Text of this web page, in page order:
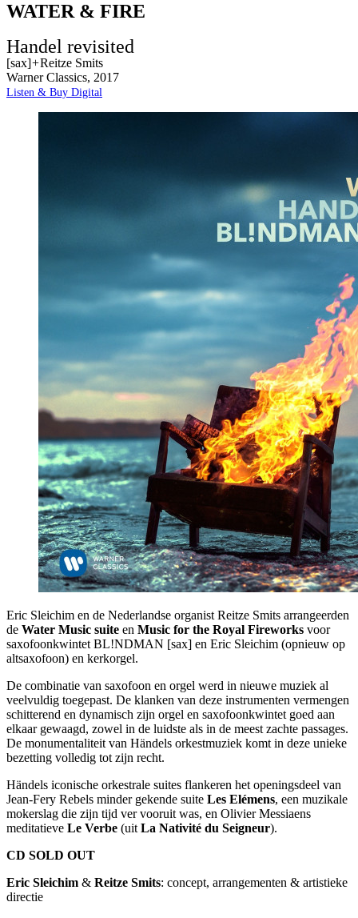
WATER & FIRE
Handel revisited
[sax]+Reitze Smits
Warner Classics, 2017
Listen & Buy Digital
Eric Sleichim en de Nederlandse organist Reitze Smits arrangeerden
de Water Music suite en Music for the Royal Fireworks voor
saxofoonkwintet BL!NDMAN [sax] en Eric Sleichim (opnieuw op
altsaxofoon) en kerkorgel.
De combinatie van saxofoon en orgel werd in nieuwe muziek al
veelvuldig toegepast. De klanken van deze instrumenten vermengen
schitterend en dynamisch zijn orgel en saxofoonkwintet goed aan
elkaar gewaagd, zowel in de luidste als in de meest zachte passages.
De monumentaliteit van Händels orkestmuziek komt in deze unieke
bezetting volledig tot zijn recht.
Händels iconische orkestrale suites flankeren het openingsdeel van
Jean-Fery Rebels minder gekende suite Les Elémens, een muzikale
mokerslag die zijn tijd ver vooruit was, en Olivier Messiaens
meditatieve Le Verbe (uit La Nativité du Seigneur).
CD SOLD OUT
Eric Sleichim & Reitze Smits: concept, arrangementen & artistieke
directie